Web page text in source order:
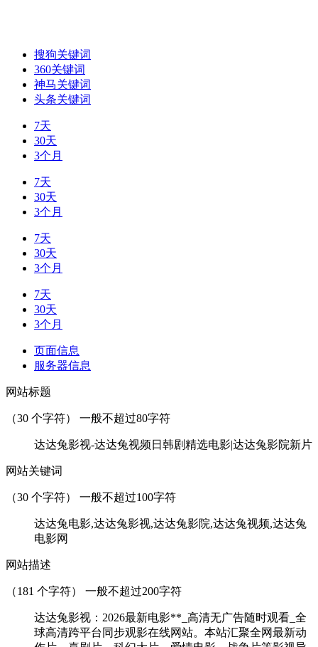
搜狗关键词
360关键词
神马关键词
头条关键词
7天
30天
3个月
7天
30天
3个月
7天
30天
3个月
7天
30天
3个月
页面信息
服务器信息
网站标题
（30 个字符） 一般不超过80字符
达达兔影视-达达兔视频日韩剧精选电影|达达兔影院新片
网站关键词
（30 个字符） 一般不超过100字符
达达兔电影,达达兔影视,达达兔影院,达达兔视频,达达兔
电影网
网站描述
（181 个字符） 一般不超过200字符
达达兔影视：2026最新电影**_高清无广告随时观看_全
球高清跨平台同步观影在线网站。本站汇聚全网最新动